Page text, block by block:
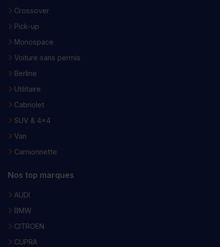
Crossover
Pick-up
Monospace
Voiture sans permis
Berline
Utilitaire
Cabriolet
SUV & 4x4
Van
Camionnette
Nos top marques
AUDI
BMW
CITROEN
CUPRA